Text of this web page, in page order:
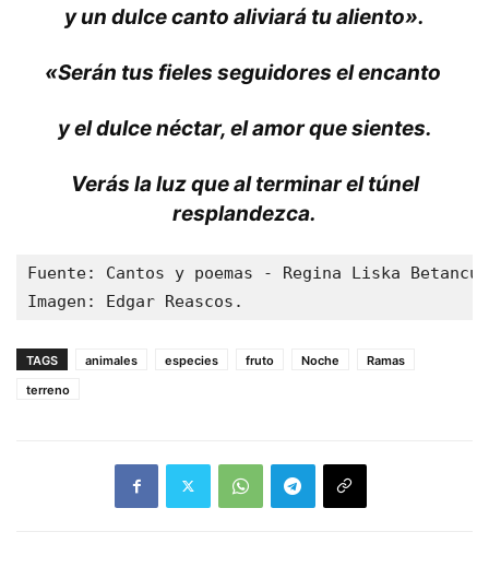
y un dulce canto aliviará tu aliento».
«Serán tus fieles seguidores el encanto
y el dulce néctar, el amor que sientes.
Verás la luz que al terminar el túnel
resplandezca.
Fuente: Cantos y poemas - Regina Liska
Imagen: Edgar Reascos.
TAGS animales especies fruto Noche
Ramas
terreno